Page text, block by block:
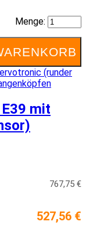
Menge:
mit
767,75 €
527,56 €